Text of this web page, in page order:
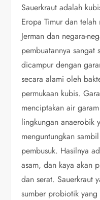
Sauerkraut adalah
Eropa Timur dan
Jerman dan negara-
pembuatannya
dicampur dengan
secara alami oleh
permukaan kubis.
menciptakan air
lingkungan anaerobik
menguntungkan
pembusuk. Hasilnya
asam, dan kaya akan
dan serat. Sauerkraut
sumber probiotik